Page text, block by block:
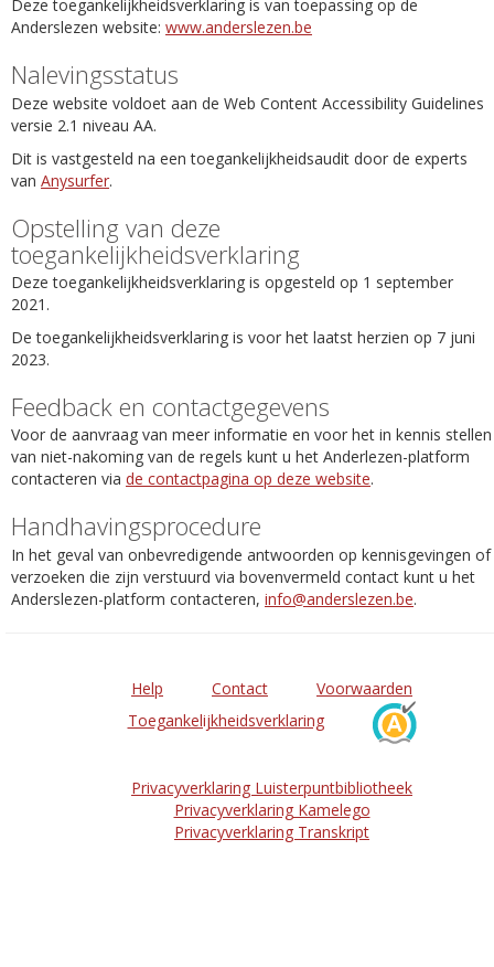
Deze toegankelijkheidsverklaring is van toepassing op de
Anderslezen website: www.anderslezen.be
Nalevingsstatus
Deze website voldoet aan de Web Content Accessibility Guidelines
versie 2.1 niveau AA.
Dit is vastgesteld na een toegankelijkheidsaudit door de experts
van Anysurfer.
Opstelling van deze
toegankelijkheidsverklaring
Deze toegankelijkheidsverklaring is opgesteld op 1 september
2021.
De toegankelijkheidsverklaring is voor het laatst herzien op 7 juni
2023.
Feedback en contactgegevens
Voor de aanvraag van meer informatie en voor het in kennis stellen
van niet-nakoming van de regels kunt u het Anderlezen-platform
contacteren via de contactpagina op deze website.
Handhavingsprocedure
In het geval van onbevredigende antwoorden op kennisgevingen of
verzoeken die zijn verstuurd via bovenvermeld contact kunt u het
Anderslezen-platform contacteren, info@anderslezen.be.
Help Contact
Voorwaarden
Toegankelijkheidsverklaring
Privacyverklaring Luisterpuntbibliotheek
Privacyverklaring Kamelego
Privacyverklaring Transkript